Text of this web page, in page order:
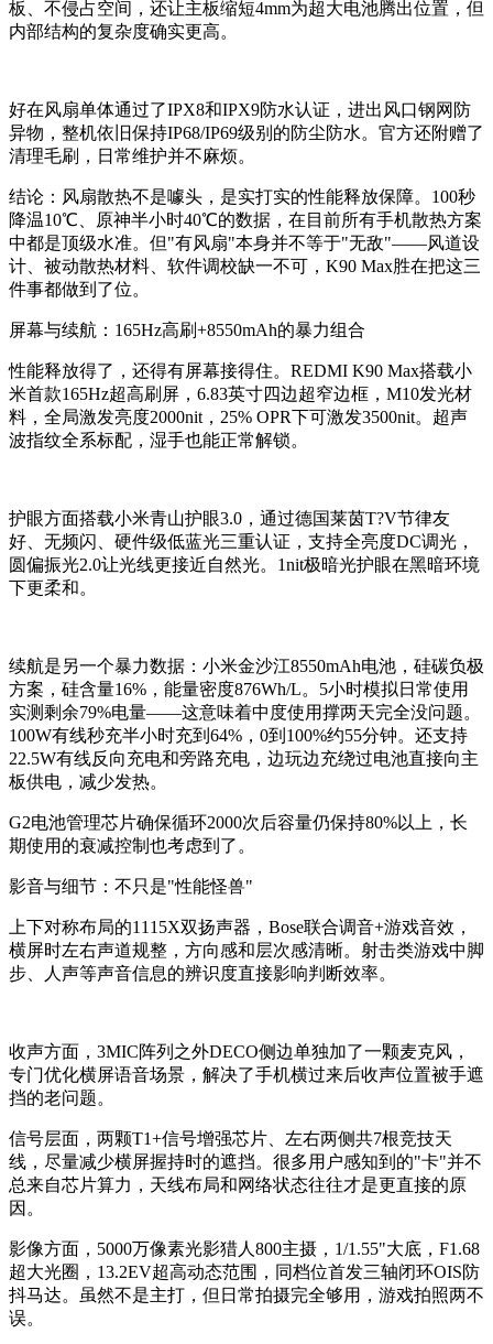
板、不侵占空间，还让主板缩短4mm为超大电池腾出位置，但
内部结构的复杂度确实更高。
好在风扇单体通过了IPX8和IPX9防水认证，进出风口钢网防
异物，整机依旧保持IP68/IP69级别的防尘防水。官方还附赠了
清理毛刷，日常维护并不麻烦。
结论：风扇散热不是噱头，是实打实的性能释放保障。100秒
降温10℃、原神半小时40℃的数据，在目前所有手机散热方案
中都是顶级水准。但"有风扇"本身并不等于"无敌"——风道设
计、被动散热材料、软件调校缺一不可，K90 Max胜在把这三
件事都做到了位。
屏幕与续航：165Hz高刷+8550mAh的暴力组合
性能释放得了，还得有屏幕接得住。REDMI K90 Max搭载小
米首款165Hz超高刷屏，6.83英寸四边超窄边框，M10发光材
料，全局激发亮度2000nit，25% OPR下可激发3500nit。超声
波指纹全系标配，湿手也能正常解锁。
护眼方面搭载小米青山护眼3.0，通过德国莱茵T?V节律友
好、无频闪、硬件级低蓝光三重认证，支持全亮度DC调光，
圆偏振光2.0让光线更接近自然光。1nit极暗光护眼在黑暗环境
下更柔和。
续航是另一个暴力数据：小米金沙江8550mAh电池，硅碳负极
方案，硅含量16%，能量密度876Wh/L。5小时模拟日常使用
实测剩余79%电量——这意味着中度使用撑两天完全没问题。
100W有线秒充半小时充到64%，0到100%约55分钟。还支持
22.5W有线反向充电和旁路充电，边玩边充绕过电池直接向主
板供电，减少发热。
G2电池管理芯片确保循环2000次后容量仍保持80%以上，长
期使用的衰减控制也考虑到了。
影音与细节：不只是"性能怪兽"
上下对称布局的1115X双扬声器，Bose联合调音+游戏音效，
横屏时左右声道规整，方向感和层次感清晰。射击类游戏中脚
步、人声等声音信息的辨识度直接影响判断效率。
收声方面，3MIC阵列之外DECO侧边单独加了一颗麦克风，
专门优化横屏语音场景，解决了手机横过来后收声位置被手遮
挡的老问题。
信号层面，两颗T1+信号增强芯片、左右两侧共7根竞技天
线，尽量减少横屏握持时的遮挡。很多用户感知到的"卡"并不
总来自芯片算力，天线布局和网络状态往往才是更直接的原
因。
影像方面，5000万像素光影猎人800主摄，1/1.55"大底，F1.68
超大光圈，13.2EV超高动态范围，同档位首发三轴闭环OIS防
抖马达。虽然不是主打，但日常拍摄完全够用，游戏拍照两不
误。